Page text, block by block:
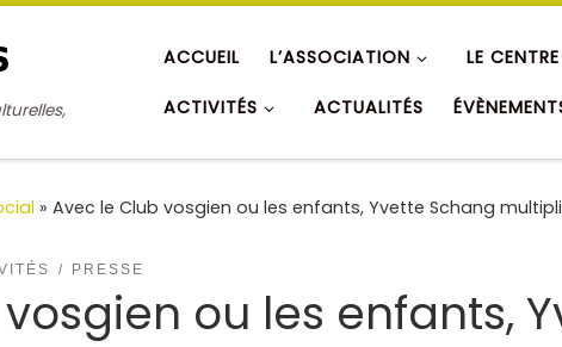
ACCUEIL L’ASSOCIATION LE
ACTIVITÉS ACTUALITÉS
» Avec le Club vosgien ou les enfants, Yvette Schang
PRESSE
ou les enfants,